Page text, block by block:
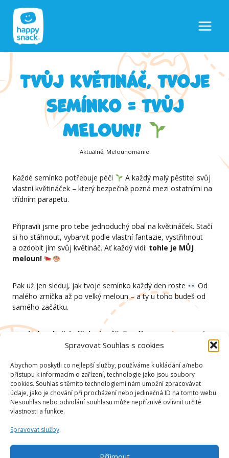
Spravovat Souhlas s cookies
Abychom poskytli co nejlepší služby, používáme k ukládání a/nebo
přístupu k informacím o zařízení, technologie jako jsou soubory
cookies. Souhlas s těmito technologiemi nám umožní zpracovávat
údaje, jako je chování při procházení nebo jedinečná ID na tomto webu.
Nesouhlas nebo odvolání souhlasu může nepříznivě ovlivnit určité
vlastnosti a funkce.
Spravovat služby
obsah
Tvůj květináč, tvoje
semínko = tvůj
MELOUN!
Aktuálně, Melounománie
Každé semínko potřebuje péči
A každý malý pěstitel svůj
vlastní květináček – který bezpečně pozná mezi ostatními na
třídním parapetu.
Připravili jsme pro tebe jednoduchý obal na květináček. Stačí
si ho stáhnout, vybarvit podle vlastní fantazie, vystřihnout
a ozdobit jím svůj květináč. Ať každý vidí: tohle je MŮJ
meloun!
Pak už jen sleduj, jak tvoje semínko každý den roste
Od
malého zrníčka až po velký meloun – a ty u toho budeš od
samého začátku.
Obal na květináček si můžeš stáhnout zde
a pusť se
hned do tvoření!
Pošli nám pak fotku nasoutez@happysnack.cz nebo označ
na sociálních sítích s #happysnack.